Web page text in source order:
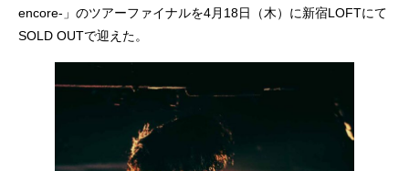
encore-」のツアーファイナルを4月18日（木）に新宿LOFTにて
SOLD OUTで迎えた。